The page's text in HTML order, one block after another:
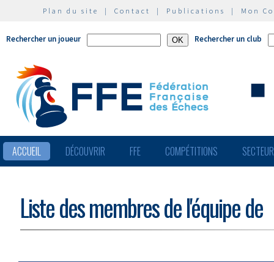
Plan du site | Contact | Publications | Mon
Rechercher un joueur Rechercher un club
ACCUEIL DÉCOUVRIR FFE COMPÉTITIONS
Liste des membres de l'équipe de